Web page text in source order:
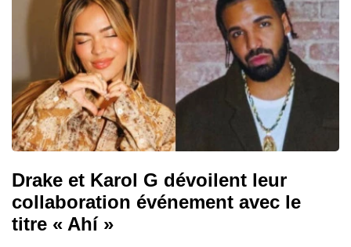
Drake et Karol G dévoilent leur
collaboration événement avec le
titre « Ahí »